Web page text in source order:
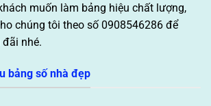
muốn làm bảng hiệu chất lượng,
chúng tôi theo số 0908546286 để
nhé.
bảng số nhà đẹp